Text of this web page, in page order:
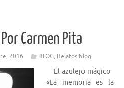
Carmen Pita
2016 BLOG, Relatos blog
El azulejo mágico
«La memoria es la